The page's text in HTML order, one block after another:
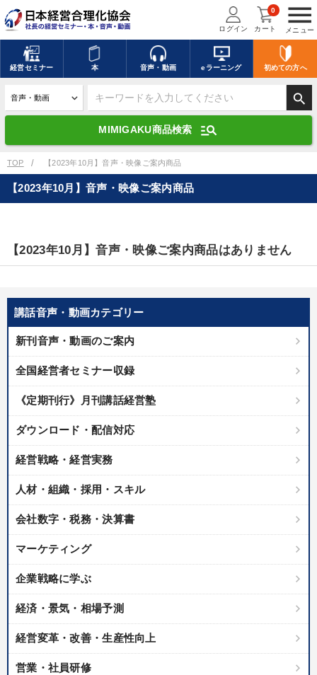
menu
メニュー
ログイン カート
0
経営セミナー 本 音声・動画 eラーニング 初めての方へ
search
MIMIGAKU商品検索 manage_search
キーワードを入力して探す
デジタル版対応のみ検索結果に表示する
search 上記の条件で検索
ます
若手異才経営者の発想 専門家のアドバイス
リーダーの器量を学ぶ
テーマ
147回春季大会 【5月】音声・映像
業種
製造業 卸売・小売・飲食業
IT・サービス・金融業 コンサルタント
TOP 【2023年10月】音声・映像ご案内商品
講話音声・動画カテゴリー
新刊音声・動画のご案内
全国経営者セミナー収録
《定期刊行》月刊講話経営塾
ダウンロード・配信対応
経営戦略・経営実務
人材・組織・採用・スキル
会社数字・税務・決算書
マーケティング
企業戦略に学ぶ
経済・景気・相場予測
経営変革・改善・生産性向上
営業・社員研修
【2023年10月】音声・映像ご案内商品
【2023年10月】音声・映像ご案内商品はありません